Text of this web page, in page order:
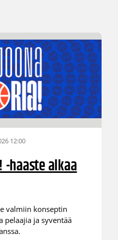
12:00
haaste alkaa
valmiin konseptin
pelaajia ja syventää